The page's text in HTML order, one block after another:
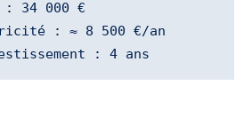
: 34 000 €
: ≈ 8 500 €/an